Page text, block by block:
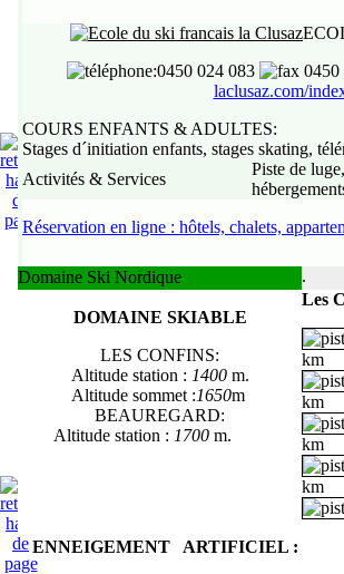
:0450 024 083
laclusaz.com/
COURS ENFANTS & ADULTES:
Stages d´initiation enfants, stages skating,
Activités & Services
Piste de
Réservation en ligne : hôtels, chalets,
Domaine Ski Nordique .
DOMAINE SKIABLE
LES CONFINS:
Altitude station : 1400m.
Altitude sommet :1650m
BEAUREGARD:
Altitude station : 1700m.
Les
km
km
km
km
ENNEIGEMENT ARTIFICIEL :